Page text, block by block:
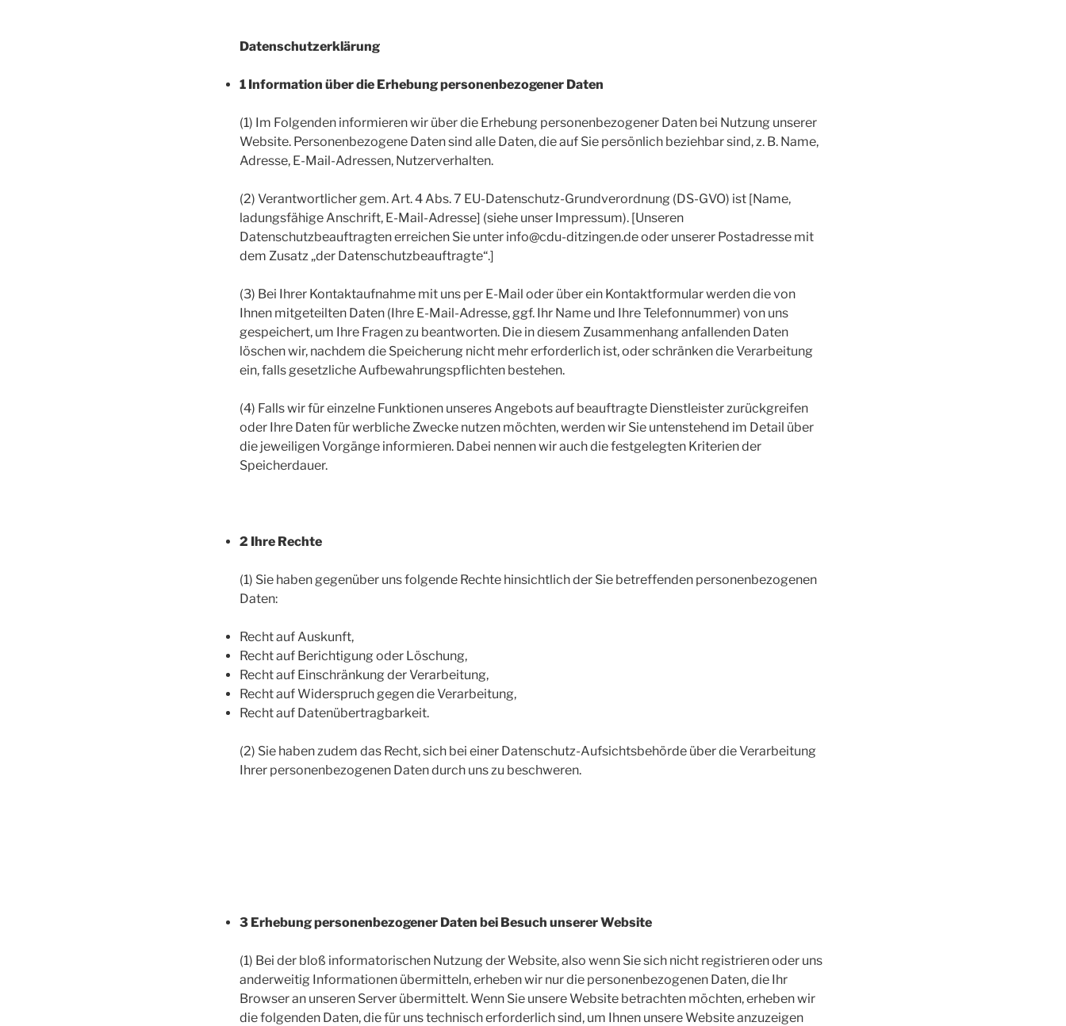
Datenschutzerklärung
1 Information über die Erhebung personenbezogener Daten
(1) Im Folgenden informieren wir über die Erhebung personenbezogener Daten bei Nutzung unserer
Website. Personenbezogene Daten sind alle Daten, die auf Sie persönlich beziehbar sind, z. B. Name,
Adresse, E-Mail-Adressen, Nutzerverhalten.
(2) Verantwortlicher gem. Art. 4 Abs. 7 EU-Datenschutz-Grundverordnung (DS-GVO) ist [Name,
ladungsfähige Anschrift, E-Mail-Adresse] (siehe unser Impressum). [Unseren
Datenschutzbeauftragten erreichen Sie unter info@cdu-ditzingen.de oder unserer Postadresse mit
dem Zusatz „der Datenschutzbeauftragte“.]
(3) Bei Ihrer Kontaktaufnahme mit uns per E-Mail oder über ein Kontaktformular werden die von
Ihnen mitgeteilten Daten (Ihre E-Mail-Adresse, ggf. Ihr Name und Ihre Telefonnummer) von uns
gespeichert, um Ihre Fragen zu beantworten. Die in diesem Zusammenhang anfallenden Daten
löschen wir, nachdem die Speicherung nicht mehr erforderlich ist, oder schränken die Verarbeitung
ein, falls gesetzliche Aufbewahrungspflichten bestehen.
(4) Falls wir für einzelne Funktionen unseres Angebots auf beauftragte Dienstleister zurückgreifen
oder Ihre Daten für werbliche Zwecke nutzen möchten, werden wir Sie untenstehend im Detail über
die jeweiligen Vorgänge informieren. Dabei nennen wir auch die festgelegten Kriterien der
Speicherdauer.
2 Ihre Rechte
(1) Sie haben gegenüber uns folgende Rechte hinsichtlich der Sie betreffenden personenbezogenen
Daten:
Recht auf Auskunft,
Recht auf Berichtigung oder Löschung,
Recht auf Einschränkung der Verarbeitung,
Recht auf Widerspruch gegen die Verarbeitung,
Recht auf Datenübertragbarkeit.
(2) Sie haben zudem das Recht, sich bei einer Datenschutz-Aufsichtsbehörde über die Verarbeitung
Ihrer personenbezogenen Daten durch uns zu beschweren.
3 Erhebung personenbezogener Daten bei Besuch unserer Website
(1) Bei der bloß informatorischen Nutzung der Website, also wenn Sie sich nicht registrieren oder uns
anderweitig Informationen übermitteln, erheben wir nur die personenbezogenen Daten, die Ihr
Browser an unseren Server übermittelt. Wenn Sie unsere Website betrachten möchten, erheben wir
die folgenden Daten, die für uns technisch erforderlich sind, um Ihnen unsere Website anzuzeigen